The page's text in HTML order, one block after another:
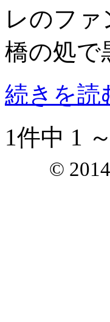
レのフ
橋の処で
続きを読
1件中 1
©